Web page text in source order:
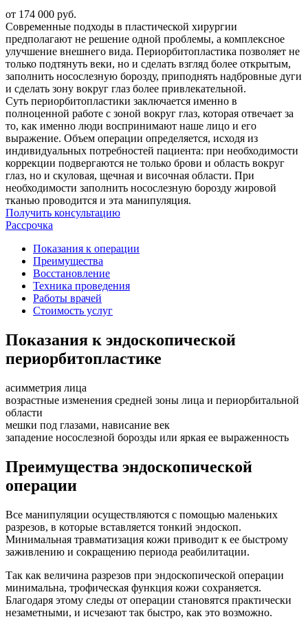
от 174 000 руб.
Современные подходы в пластической хирургии
предполагают не решение одной проблемы, а комплексное
улучшение внешнего вида. Периорбитопластика позволяет не
только подтянуть веки, но и сделать взгляд более открытым,
заполнить носослезную борозду, приподнять надбровные дуги
и сделать зону вокруг глаз более привлекательной.
Суть периорбитопластики заключается именно в
полноценной работе с зоной вокруг глаз, которая отвечает за
то, как именно люди воспринимают наше лицо и его
выражение. Объем операции определяется, исходя из
индивидуальных потребностей пациента: при необходимости
коррекции подвергаются не только брови и область вокруг
глаз, но и скуловая, щечная и височная области. При
необходимости заполнить носослезную борозду жировой
тканью проводится и эта манипуляция.
Получить консультацию
Рассрочка
Показания к операции
Преимущества
Восстановление
Техника проведения
Работы врачей
Стоимость услуг
Показания к эндоскопической
периорбитопластике
асимметрия лица
возрастные изменения средней зоны лица и периорбитальной
области
мешки под глазами, нависание век
западение носослезной борозды или яркая ее выраженность
Преимущества эндоскопической
операции
Все манипуляции осуществляются с помощью маленьких
разрезов, в которые вставляется тонкий эндоскоп.
Минимальная травматизация кожи приводит к ее быстрому
заживлению и сокращению периода реабилитации.
Так как величина разрезов при эндоскопической операции
минимальна, трофическая функция кожи сохраняется.
Благодаря этому следы от операции становятся практически
незаметными, и исчезают так быстро, как это возможно.